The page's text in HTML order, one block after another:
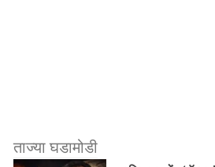
ताज्या घडामोडी